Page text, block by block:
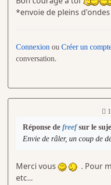
*envoie de pleins
Connexion ou Créer un
conversation.
Réponse de freefsur le
Envie de râler, un coup de
Merci vous
. Pour
etc...